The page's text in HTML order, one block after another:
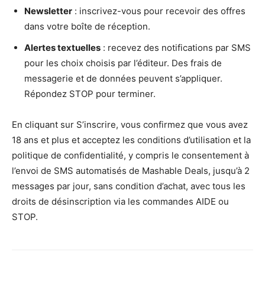
Newsletter : inscrivez-vous pour recevoir des offres
dans votre boîte de réception.
Alertes textuelles : recevez des notifications par SMS
pour les choix choisis par l’éditeur. Des frais de
messagerie et de données peuvent s’appliquer.
Répondez STOP pour terminer.
En cliquant sur S’inscrire, vous confirmez que vous avez
18 ans et plus et acceptez les conditions d’utilisation et la
politique de confidentialité, y compris le consentement à
l’envoi de SMS automatisés de Mashable Deals, jusqu’à 2
messages par jour, sans condition d’achat, avec tous les
droits de désinscription via les commandes AIDE ou
STOP.